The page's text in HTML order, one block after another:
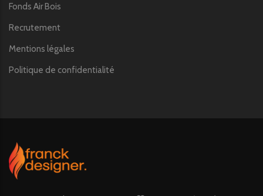
Fonds Air Bois
Recrutement
Mentions légales
Politique de confidentialité